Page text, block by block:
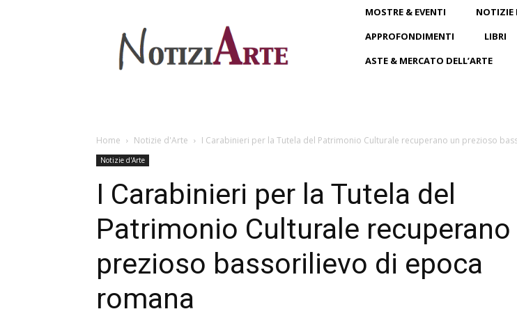
MOSTRE & EVENTI NOTIZIE
APPROFONDIMENTI
LIBRI
ASTE & MERCATO DELL’ARTE
Home Notizie d'Arte I Carabinieri per la Tutela del Patrimonio Culturale recuperano un prezioso
Notizie d'Arte
I Carabinieri per la Tutela del
Patrimonio Culturale recuperano
prezioso bassorilievo di epoca
romana